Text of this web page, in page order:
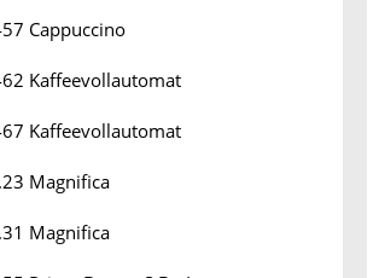
Cappuccino
Kaffeevollautomat
Kaffeevollautomat
Magnifica
Magnifica